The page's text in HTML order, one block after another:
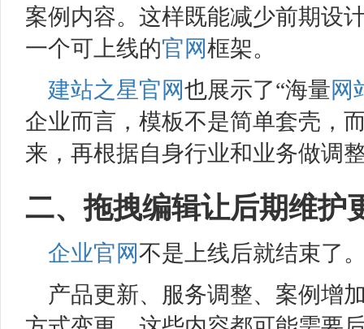
案例内容。这样既能减少前期设
一个可上线的官网框架。
建站之星官网也展示了“海量网
企业而言，模板不是简单套壳，
来，再根据自身行业和业务做调
二、拖拽编辑让后期维护
企业官网不是上线后就结束了
产品更新、服务调整、案例增